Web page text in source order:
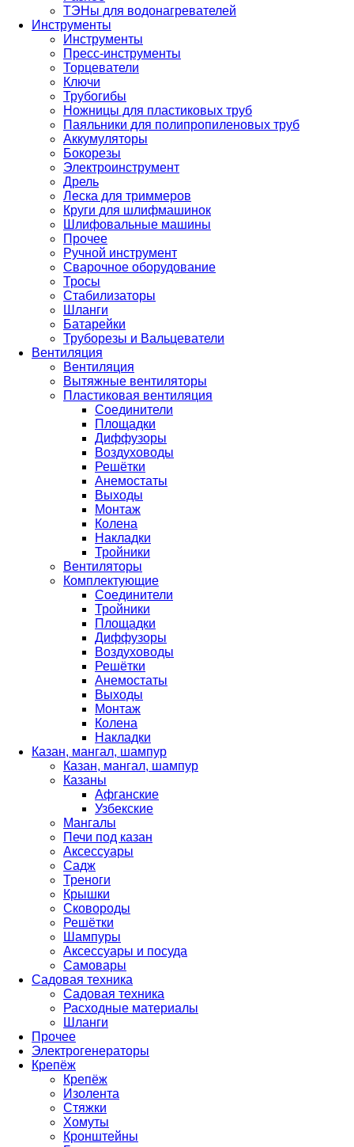
ТЭНы для водонагревателей
Инструменты
Инструменты
Пресс-инструменты
Торцеватели
Ключи
Трубогибы
Ножницы для пластиковых труб
Паяльники для полипропиленовых труб
Аккумуляторы
Бокорезы
Электроинструмент
Дрель
Леска для триммеров
Круги для шлифмашинок
Шлифовальные машины
Прочее
Ручной инструмент
Сварочное оборудование
Тросы
Стабилизаторы
Шланги
Батарейки
Труборезы и Вальцеватели
Вентиляция
Вентиляция
Вытяжные вентиляторы
Пластиковая вентиляция
Соединители
Площадки
Диффузоры
Воздуховоды
Решётки
Анемостаты
Выходы
Монтаж
Колена
Накладки
Тройники
Вентиляторы
Комплектующие
Соединители
Тройники
Площадки
Диффузоры
Воздуховоды
Решётки
Анемостаты
Выходы
Монтаж
Колена
Накладки
Казан, мангал, шампур
Казан, мангал, шампур
Казаны
Афганские
Узбекские
Мангалы
Печи под казан
Аксессуары
Садж
Треноги
Крышки
Сковороды
Решётки
Шампуры
Аксессуары и посуда
Самовары
Садовая техника
Садовая техника
Расходные материалы
Шланги
Прочее
Электрогенераторы
Крепёж
Крепёж
Изолента
Стяжки
Хомуты
Кронштейны